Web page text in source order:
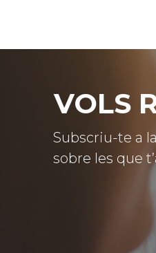
VOLS
Subscriu-te a
sobre les que